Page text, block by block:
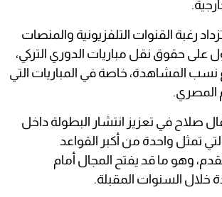
رغبة القنوات التلفزيونية والمنصات
على حقوق نقل مباريات الدوري التركي،
نسب المشاهدة، خاصة في المباريات التي
المصري.
صلاح في تعزيز انتشار البطولة داخل
تمثل واحدة من أكبر القواعد
وهو ما قد يفتح المجال أمام
خلال السنوات المقبلة.